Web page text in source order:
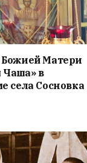
Матери
Чаша» в
села Сосновка